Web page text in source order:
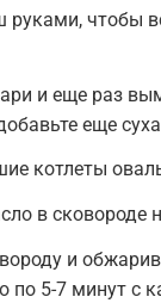
чтобы
и еще раз
еще
котлеты
в сковороде
и
по 5-7 минут с